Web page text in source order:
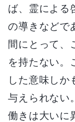
ば、霊による
の導きなどで
間にとって、
を持たない。
した意味しか
与えられない
働きは大いに